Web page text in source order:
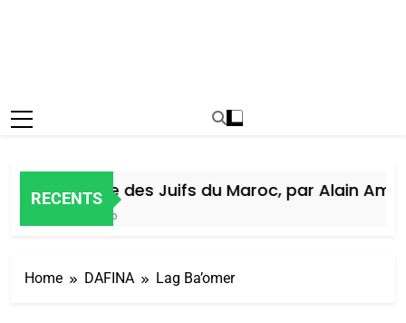
RECENTS
Histoire des Juifs du Maroc, par Alain Amiel
Home DAFINA Lag Ba’omer